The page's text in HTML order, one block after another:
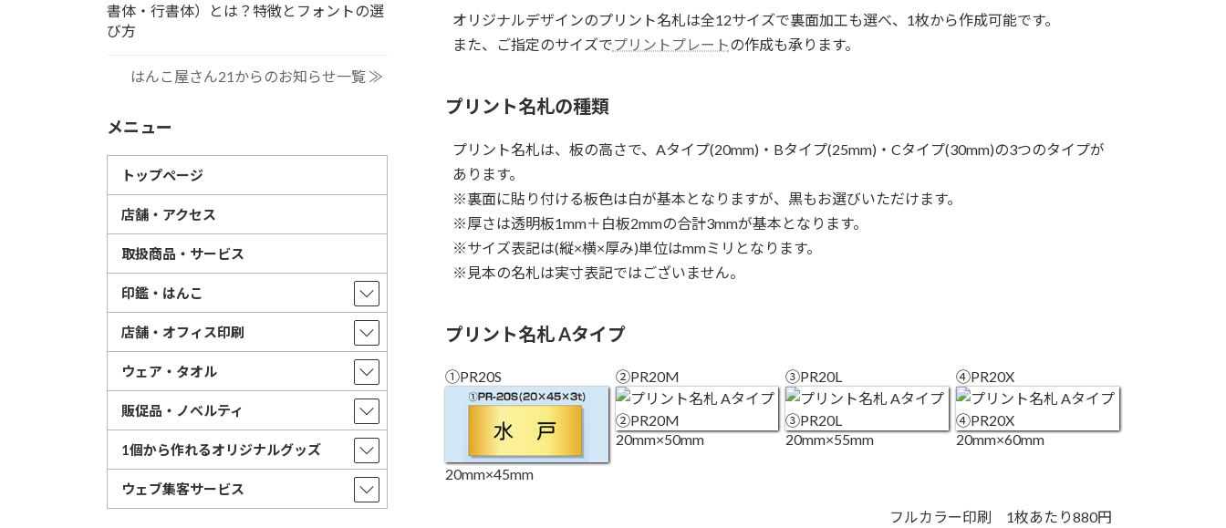
オリジナルデザインのプリント名札は全12サイズで裏面加工も選べ、1枚から作成可能です。
また、ご指定のサイズでプリントプレートの作成も承ります。
プリント名札の種類
プリント名札は、板の高さで、Aタイプ(20mm)・Bタイプ(25mm)・Cタイプ(30mm)の3つのタイプが
あります。
※裏面に貼り付ける板色は白が基本となりますが、黒もお選びいただけます。
※厚さは透明板1mm＋白板2mmの合計3mmが基本となります。
※サイズ表記は(縦×横×厚み)単位はmmミリとなります。
※見本の名札は実寸表記ではございません。
プリント名札 Aタイプ
①PR20S
20mm×45mm
②PR20M
20mm×50mm
③PR20L
20mm×55mm
④PR20X
20mm×60mm
フルカラー印刷 1枚あたり880円
書体・行書体）とは？特徴とフォントの選
び方
はんこ屋さん21からのお知らせ一覧 ≫
メニュー
トップページ
店舗・アクセス
取扱商品・サービス
印鑑・はんこ
店舗・オフィス印刷
ウェア・タオル
販促品・ノベルティ
1個から作れるオリジナルグッズ
ウェブ集客サービス